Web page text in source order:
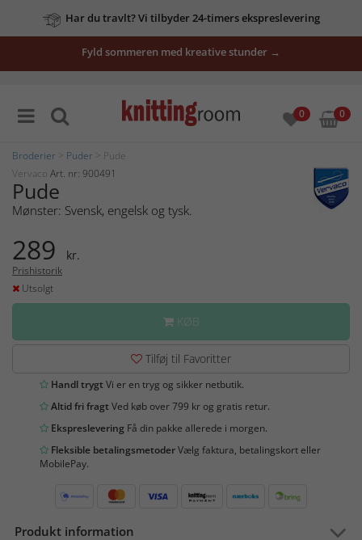
Har du travlt? Vi tilbyder 24-timers ekspreslevering
Fyld sommeren med kreative stunder →
0 0
Broderier Puder > Pude
Vervaco Art. nr: 900491
Pude
Mønster: Svensk, engelsk og tysk.
289 kr.
Prishistorik
Utsolgt
KØB
Tilføj til Favoritter
Handl trygtVi er en tryg og sikker netbutik.
Altid fri fragtVed køb over 799 kr og gratis retur.
Ekspreslevering Få din pakke allerede i morgen.
Fleksible betalingsmetoderVælg faktura, betalingskort eller
MobilePay.
Produkt information